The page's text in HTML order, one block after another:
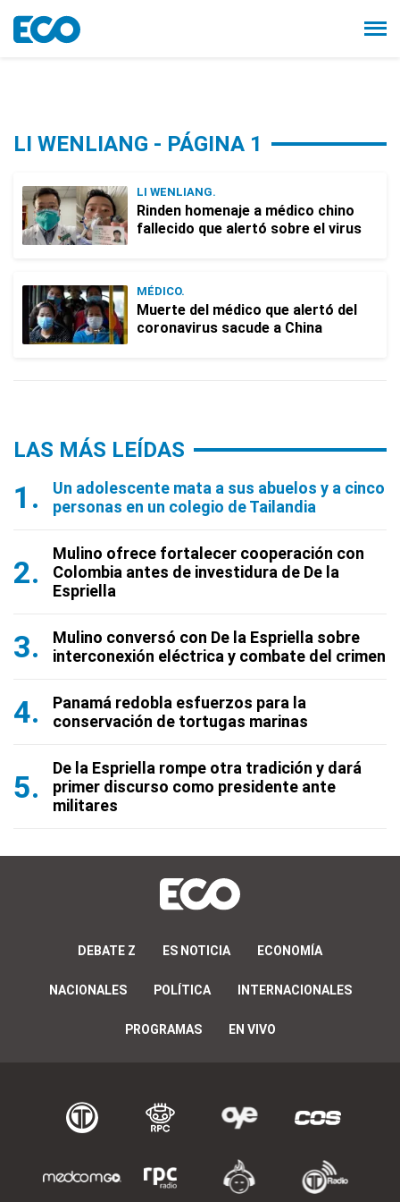
LI WENLIANG - PÁGINA 1
LI WENLIANG.
Rinden homenaje a médico chino
fallecido que alertó sobre el virus
MÉDICO.
Muerte del médico que alertó del
coronavirus sacude a China
LAS MÁS LEÍDAS
Un adolescente mata a sus abuelos y a cinco
personas en un colegio de Tailandia
Mulino ofrece fortalecer cooperación con
Colombia antes de investidura de De la
Espriella
Mulino conversó con De la Espriella sobre
interconexión eléctrica y combate del crimen
Panamá redobla esfuerzos para la
conservación de tortugas marinas
De la Espriella rompe otra tradición y dará
primer discurso como presidente ante
militares
DEBATE Z ES NOTICIA ECONOMÍA
NACIONALES POLÍTICA INTERNACIONALES
PROGRAMAS EN VIVO